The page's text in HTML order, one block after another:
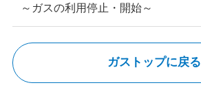
～ガスの利用停止・開始～
ガストップに戻る